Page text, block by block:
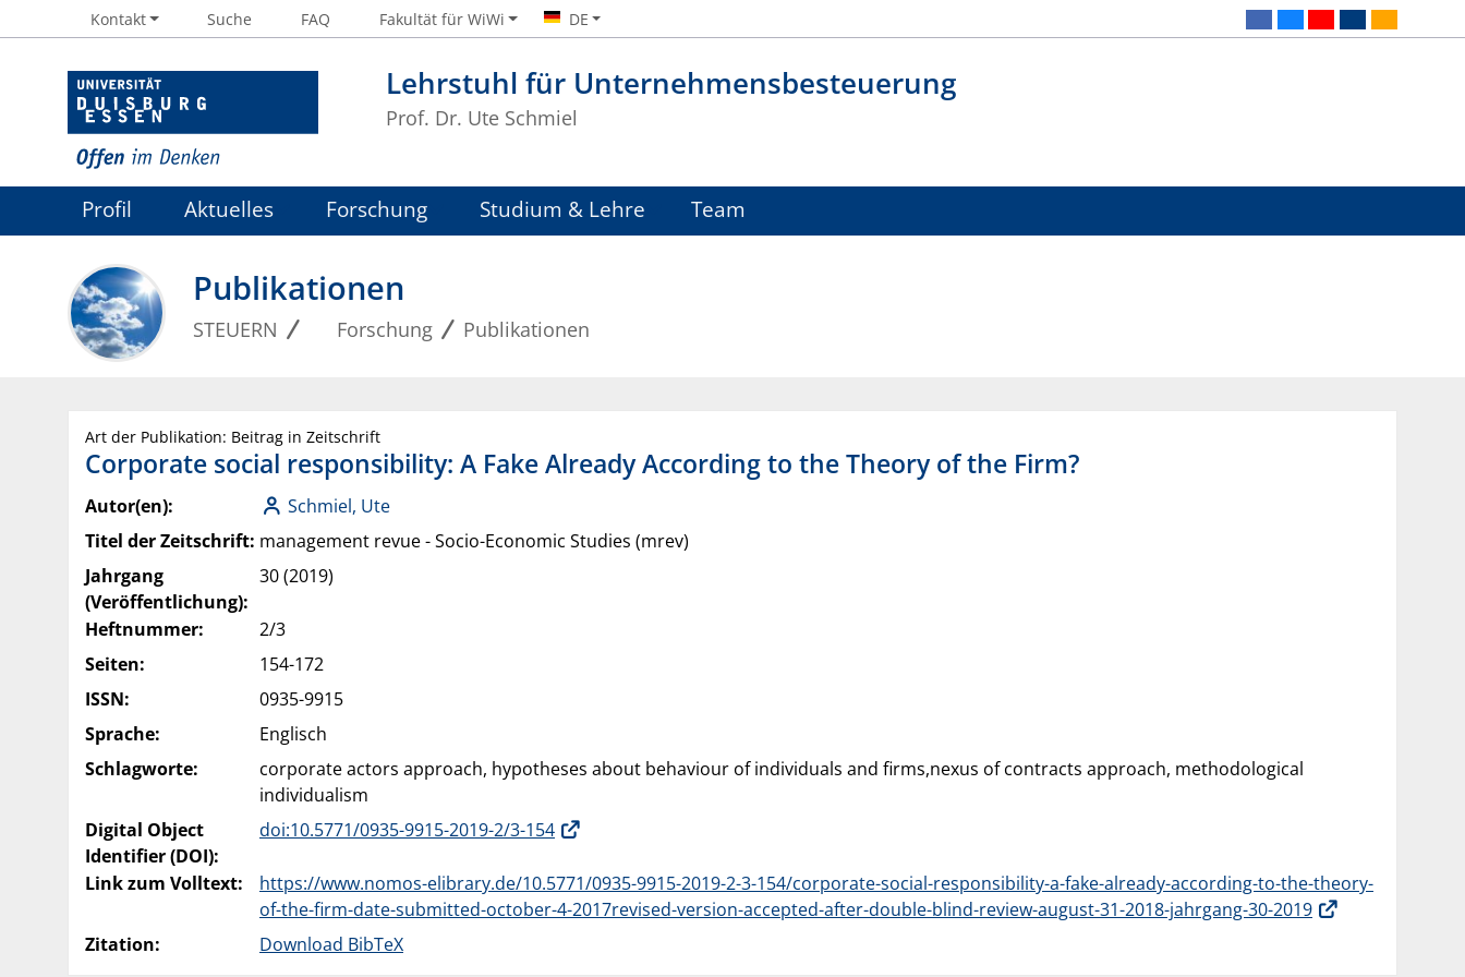
Lehrstuhl für Unternehmensbesteuerung
Prof. Dr. Ute Schmiel
Kontakt Suche FAQ Fakultät für WiWi DE
Profil Aktuelles Forschung Studium & Lehre Team
Publikationen
STEUERN Forschung Publikationen
Art der Publikation: Beitrag in Zeitschrift
Corporate social responsibility: A Fake Already According to the Theory of the Firm?
Autor(en):
Schmiel, Ute
Titel der Zeitschrift: management revue - Socio-Economic Studies (mrev)
Jahrgang
(Veröffentlichung):
30 (2019)
Heftnummer:
2/3
Seiten:
154-172
ISSN:
0935-9915
Sprache:
Englisch
Schlagworte:
corporate actors approach, hypotheses about behaviour of individuals and firms,nexus of contracts approach, methodological
individualism
Digital Object
Identifier (DOI):
doi:10.5771/0935-9915-2019-2/3-154
Link zum Volltext:
https://www.nomos-elibrary.de/10.5771/0935-9915-2019-2-3-154/corporate-social-responsibility-a-fake-already-according-to-the-theory-
of-the-firm-date-submitted-october-4-2017revised-version-accepted-after-double-blind-review-august-31-2018-jahrgang-30-2019
Zitation:
Download BibTeX